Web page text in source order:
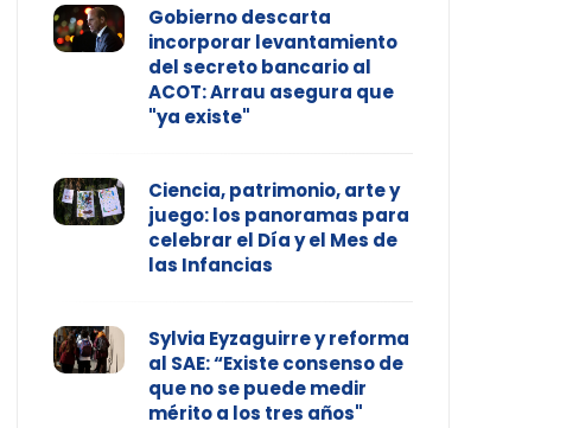
Gobierno descarta
incorporar levantamiento
del secreto bancario al
ACOT: Arrau asegura que
"ya existe"
Ciencia, patrimonio, arte y
juego: los panoramas para
celebrar el Día y el Mes de
las Infancias
Sylvia Eyzaguirre y reforma
al SAE: “Existe consenso de
que no se puede medir
mérito a los tres años"